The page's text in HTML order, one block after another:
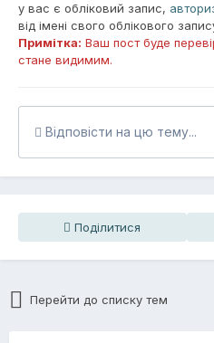
у вас є обліковий запис,
від імені свого облікового
Примітка: Ваш пост буде
стане видимим.
Відповісти на цю тему...
Поділитися
Перейти до списку тем